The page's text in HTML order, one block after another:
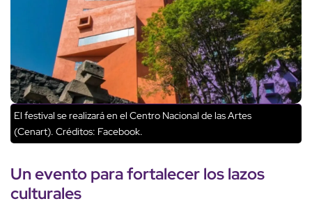
El festival se realizará en el Centro Nacional de las Artes
(Cenart). Créditos: Facebook.
Un evento parafortalecer los lazos
culturales